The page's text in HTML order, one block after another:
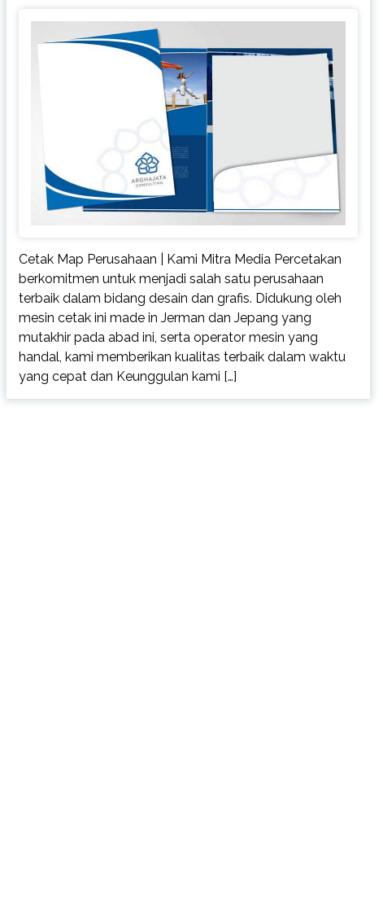
Cetak Map Perusahaan | Kami Mitra Media Percetakan
berkomitmen untuk menjadi salah satu perusahaan
terbaik dalam bidang desain dan grafis. Didukung oleh
mesin cetak ini made in Jerman dan Jepang yang
mutakhir pada abad ini, serta operator mesin yang
handal, kami memberikan kualitas terbaik dalam waktu
yang cepat dan Keunggulan kami […]